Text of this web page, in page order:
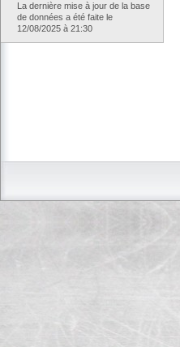
La dernière mise à jour de la base
de données a été faite le
12/08/2025 à 21:30